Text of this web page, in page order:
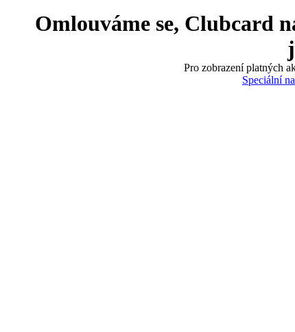
Omlouváme se, Clubcard
Pro zobrazení platných
Speciální